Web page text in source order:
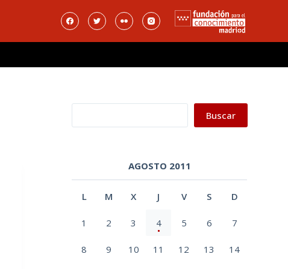
Buscar
AGOSTO 2011
L M X J V S D
1 2 3 4 5 6 7
8 9 10 11 12 13 14